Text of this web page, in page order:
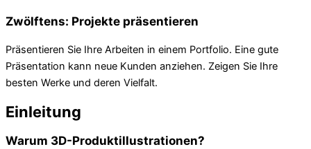
Zwölftens: Projekte präsentieren
Präsentieren Sie Ihre Arbeiten in einem Portfolio. Eine gute
Präsentation kann neue Kunden anziehen. Zeigen Sie Ihre
besten Werke und deren Vielfalt.
Einleitung
Warum 3D-Produktillustrationen?